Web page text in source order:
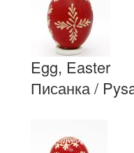
Egg, Easter
Писанка /